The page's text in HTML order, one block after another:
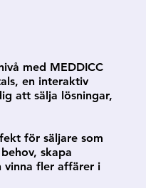
med MEDDICC
en interaktiv
att sälja lösningar,
för säljare som
skapa
vinna fler affärer i